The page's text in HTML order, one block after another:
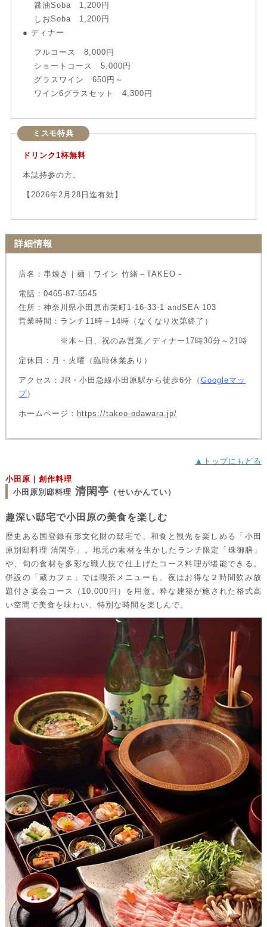
醤油Soba 1,200円
しおSoba 1,200円
● ディナー
フルコース 8,000円
ショートコース 5,000円
グラスワイン 650円～
ワイン6グラスセット 4,300円
ミスモ特典
ドリンク1杯無料
本誌持参の方。
【2026年2月28日迄有効】
詳細情報
店名：串焼き｜麺｜ワイン 竹緒－TAKEO－
電話：0465-87-5545
住所：神奈川県小田原市栄町1-16-33-1 andSEA 103
営業時間：ランチ11時～14時（なくなり次第終了）
※木～日、祝のみ営業／ディナー17時30分～21時
定休日：月・火曜（臨時休業あり）
アクセス：JR・小田急線小田原駅から徒歩6分（ Googleマッ
プ）
ホームページ： https://takeo-odawara.jp/
▲トップにもどる
小田原｜創作料理
小田原別邸料理 清閑亭 （せいかんてい）
趣深い邸宅で小田原の美食を楽しむ
歴史ある国登録有形文化財の邸宅で、和食と観光を楽しめる「小田
原別邸料理 清閑亭」。地元の素材を生かしたランチ限定「珠御膳」
や、旬の食材を多彩な職人技で仕上げたコース料理が堪能できる。
併設の「蔵カフェ」では喫茶メニューも。夜はお得な２時間飲み放
題付き宴会コース（10,000円）を用意。粋な建築が施された格式高
い空間で美食を味わい、特別な時間を楽しんで。